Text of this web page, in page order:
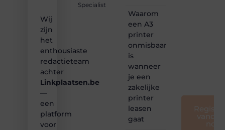
Specialist
Wij
zijn
het
enthousiaste
redactieteam
achter
Linkplaatsen.be
—
een
platform
voor
Waarom
een A3
printer
onmisbaar
is
wanneer
je een
zakelijke
printer
leasen
gaat